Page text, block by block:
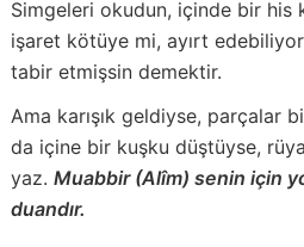
Simgeleri okudun, içinde bir his
işaret kötüye mi, ayırt
tabir etmişsin demektir.
Ama karışık geldiyse, parçalar
da içine bir kuşku düştüyse,
yaz. Muabbir (Alîm) senin için
duandır.